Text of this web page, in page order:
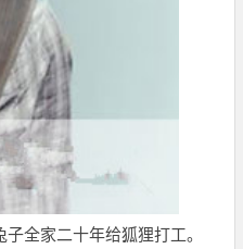
全家二十年给狐狸打工。